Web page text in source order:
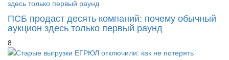
ПСБ продаст десять компаний: почему обычный
аукцион здесь только первый раунд
8